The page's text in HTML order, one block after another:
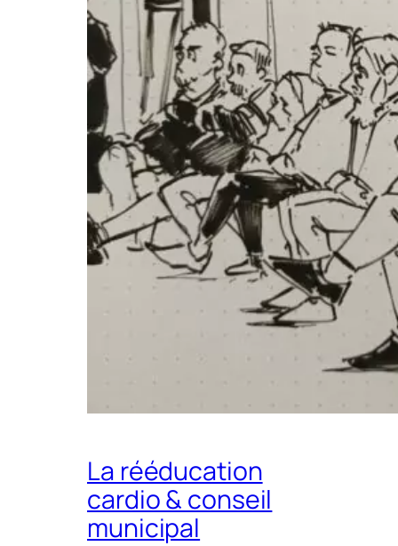
La rééducation
cardio & conseil
municipal